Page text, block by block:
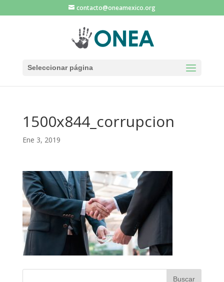
contacto@oneamexico.org
Seleccionar página
1500x844_corrupcion
Ene 3, 2019